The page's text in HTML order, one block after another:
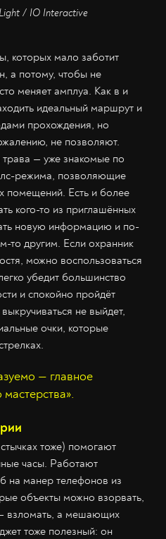
/ IO Interactive
которых мало заботит
а потому, чтобы не
меняет амплуа. Как в и
идеальный маршрут и
прохождения, но
не позволяют.
— уже знакомые по
режима, позволяющие
помещений. Есть и более
кого-то из приглашённых
новую информацию и по-
то другим. Если охранник
можно воспользоваться
убедит большинство
и спокойно пройдёт
не выйдет,
очки, которые
— главное
тоже) помогают
часы. Работают
на манер телефонов из
объекты можно взорвать,
взломать, а мешающих
тоже полезный: он